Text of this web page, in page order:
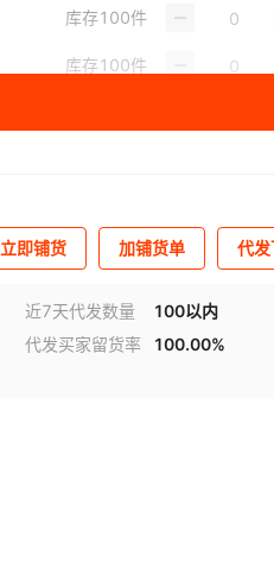
库存100件
库存100件
立即铺货 加铺货单 代
近7天代发数量
100以内
代发买家留货率 100.00%